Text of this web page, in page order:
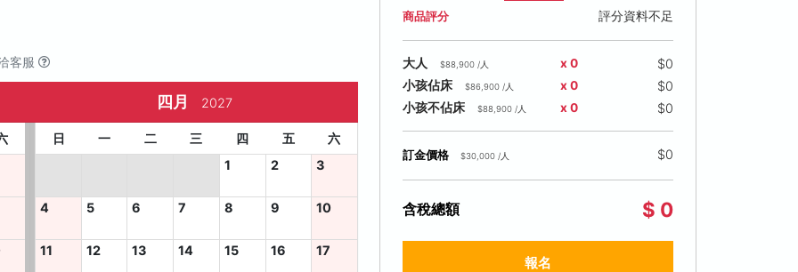
客服
四月 2027
日 一 二 三 四 五
六
1
2 3
4 5 6 7 8 9 10
11 12 13 14 15 16 17
商品評分 評分資料不足
大人 $88,900 /人 x 0 $0
小孩佔床 $86,900 /人 x 0 $0
小孩不佔床 $88,900 /人 x 0 $0
訂金價格 $30,000 /人 $0
含稅總額 $ 0
報名